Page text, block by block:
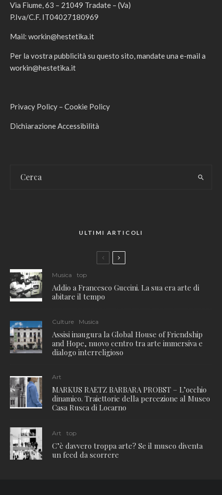
Via Fiume, 63 – 21049 Tradate – (Va)
P.Iva/C.F. IT04027180969
Mail: workin@hestetika.it
Per la vostra pubblicità su questo sito, mandate una e-mail a
workin@hestetika.it
Privacy Policy – Cookie Policy
Dichiarazione Accessibilità
ULTIMI ARTICOLI
Musica top
Addio a Francesco Guccini. La sua era arte di
abitare il tempo
Culture Musica
Assisi inaugura la Global House of Friendship
and Hope, nuovo centro tra arte immersiva e
dialogo interreligioso
Art
MARKUS RAETZ BARBARA PROBST – L’occhio
dinamico. Traiettorie della percezione al Museo
Casa Rusca di Locarno
Art top
C’è davvero troppa arte? Se il museo diventa
un feed da scorrere